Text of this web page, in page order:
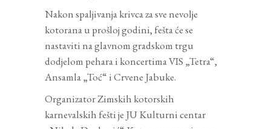
Nakon spaljivanja krivca za sve nevolje
kotorana u prošloj godini, fešta će se
nastaviti na glavnom gradskom trgu
dodjelom pehara i koncertima VIS „Tetra“,
Ansamla „Toć“ i Crvene Jabuke.
Organizator Zimskih kotorskih
karnevalskih fešti je JU Kulturni centar